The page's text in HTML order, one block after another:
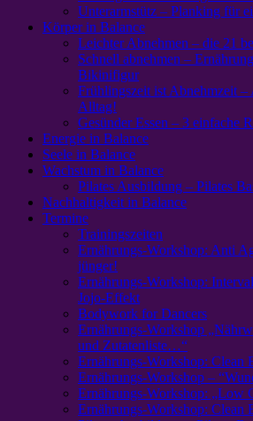
Unterarmstütz – Planking für
Körper in Balance
Leichter Abnehmen – die 21
Schnell abnehmen –
Bikinifigur
Frühlingszeit ist Abnehmzeit –
Alltag!
Gesünder Essen – 3 einfache
Energie in Balance
Seele in Balance
Wachstum in Balance
Pilates Ausbildung – Pilates
Nachhaltigkeit in Balance
Termine
Trainingszeiten
Ernährungs-Workshop: Anti
jünger!
Ernährungs-Workshop:
Jojo-Effekt
Bodywork for Dancers
Ernährungs-Workshop
und Zutatenliste…“
Ernährungs-Workshop: Clean
Ernährungs-Workshop –
Ernährungs-Workshop: „Low
Ernährungs-Workshop: Clean